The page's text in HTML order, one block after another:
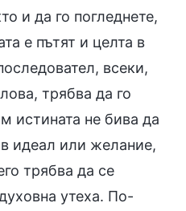
и да го погледнете,
е пътят и целта в
всеки,
трябва да го
истината не бива да
идеал или желание,
трябва да се
утеха. По-